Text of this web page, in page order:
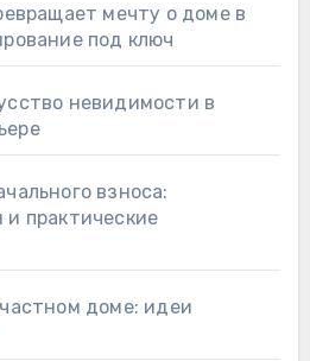
мечту о доме в
под ключ
невидимости в
взноса:
практические
доме: идеи